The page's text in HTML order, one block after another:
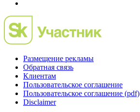
Размещение рекламы
Обратная связь
Клиентам
Пользовательское соглашение
Пользовательское соглашение (pdf)
Disclaimer